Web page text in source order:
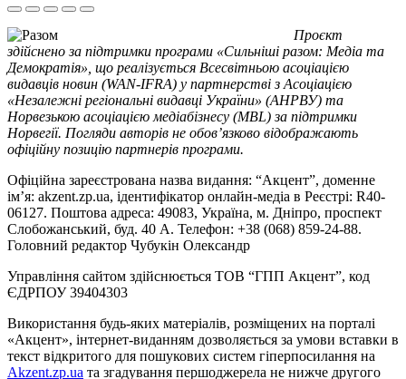
Проєкт
здійснено за підтримки програми «Сильніші разом: Медіа та
Демократія», що реалізується Всесвітньою асоціацією
видавців новин (WAN-IFRA) у партнерстві з Асоціацією
«Незалежні регіональні видавці України» (АНРВУ) та
Норвезькою асоціацією медіабізнесу (MBL) за підтримки
Норвегії. Погляди авторів не обов’язково відображають
офіційну позицію партнерів програми.
Офіційна зареєстрована назва видання: “Акцент”, доменне
ім’я: akzent.zp.ua, ідентифікатор онлайн-медіа в Реєстрі: R40-
06127. Поштова адреса: 49083, Україна, м. Дніпро, проспект
Слобожанський, буд. 40 А. Телефон: +38 (068) 859-24-88.
Головний редактор Чубукін Олександр
Управління сайтом здійснюється ТОВ “ГПП Акцент”, код
ЄДРПОУ 39404303
Використання будь-яких матеріалів, розміщених на порталі
«Акцент», інтернет-виданням дозволяється за умови вставки в
текст відкритого для пошукових систем гіперпосилання на
Akzent.zp.ua та згадування першоджерела не нижче другого